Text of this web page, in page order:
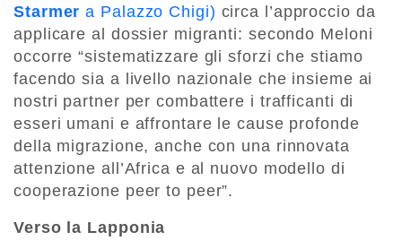
Starmer a Palazzo Chigi) circa l’approccio da
applicare al dossier migranti: secondo Meloni
occorre “sistematizzare gli sforzi che stiamo
facendo sia a livello nazionale che insieme ai
nostri partner per combattere i trafficanti di
esseri umani e affrontare le cause profonde
della migrazione, anche con una rinnovata
attenzione all’Africa e al nuovo modello di
cooperazione peer to peer”.
Verso la Lapponia